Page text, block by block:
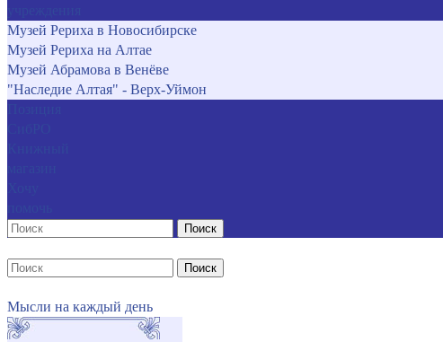
Музей Рериха в Новосибирске
Музей Рериха на Алтае
Музей Абрамова в Венёве
"Наследие Алтая" - Верх-Уймон
Поиск
Поиск
Мысли на каждый день